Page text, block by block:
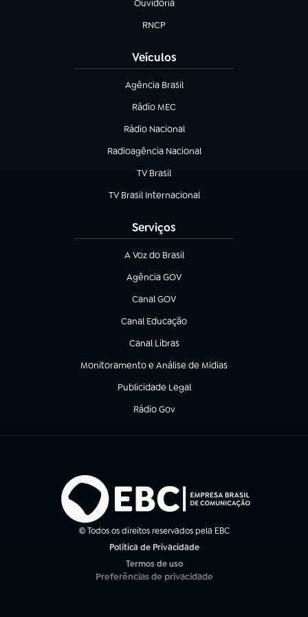
Ouvidoria
(abre em nova aba)
RNCP
(abre em nova aba)
Veículos
Agência Brasil
(abre em nova aba)
Rádio MEC
(abre em nova aba)
Rádio Nacional
Radioagência Nacional
(abre em nova aba)
TV Brasil
(abre em nova aba)
TV Brasil Internacional
(abre em nova aba)
Serviços
A Voz do Brasil
(abre em nova aba)
Agência GOV
(abre em nova aba)
Canal GOV
(abre em nova aba)
Canal Educação
(abre em nova aba)
Canal Libras
(abre em nova aba)
Monitoramento e Análise de Mídias
(abre em nova aba)
Publicidade Legal
(abre em nova aba)
Rádio Gov
(abre em nova aba)
© Todos os direitos reservados pela EBC
Política de Privacidade
Termos de uso
(abre em nova aba)
Preferências de privacidade